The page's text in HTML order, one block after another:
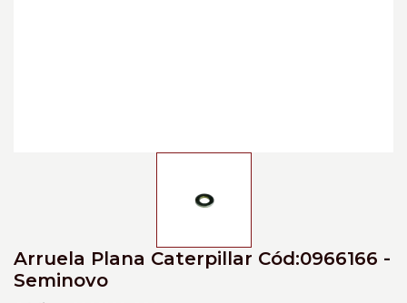
Arruela Plana Caterpillar Cód:0966166 -
Seminovo